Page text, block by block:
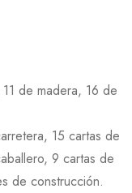
de madera, 16 de
15 cartas de
9 cartas de
de construcción.